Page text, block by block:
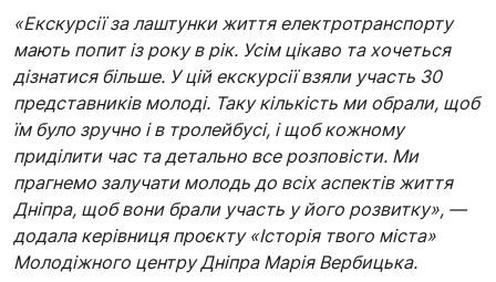
«Екскурсії за лаштунки життя електротранспорту
мають попит із року в рік. Усім цікаво та хочеться
дізнатися більше. У цій екскурсії взяли участь 30
представників молоді. Таку кількість ми обрали, щоб
їм було зручно і в тролейбусі, і щоб кожному
приділити час та детально все розповісти. Ми
прагнемо залучати молодь до всіх аспектів життя
Дніпра, щоб вони брали участь у його розвитку», —
додала керівниця проєкту «Історія твого міста»
Молодіжного центру Дніпра Марія Вербицька.